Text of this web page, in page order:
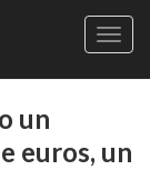
un
euros, un